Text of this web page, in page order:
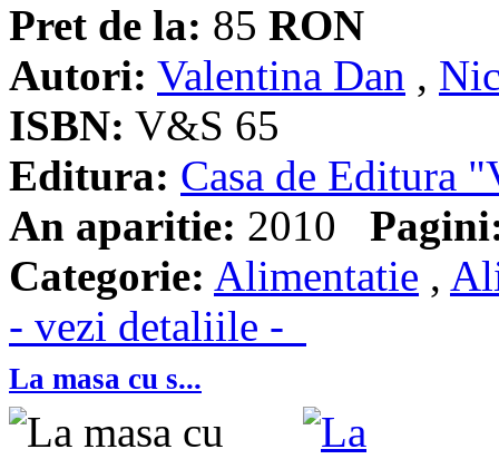
Pret de la: 85 RON
Autori: Valentina Dan ,
ISBN: V&S 65
Editura: Casa de Editura
An aparitie: 2010
Categorie: Alimentatie ,
- vezi detaliile -
La masa cu s...